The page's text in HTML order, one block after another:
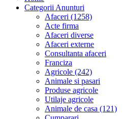
Categorii Anunturi
Afaceri (1258)
Acte firma
Afaceri diverse
Afaceri externe
Consultanta afaceri
Franciza
Agricole (242)
Animale si pasari
Produse agricole
Utilaje agricole
Animale de casa (121)